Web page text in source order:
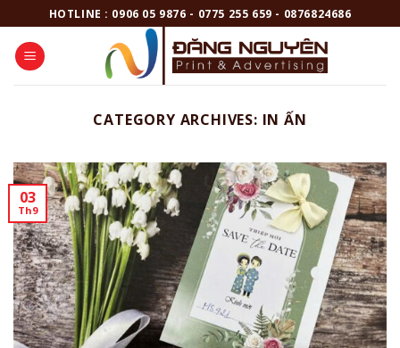
to
content
HOTLINE : 0906 05 9876 - 0775 255 659 - 0876824686
CATEGORY ARCHIVES: IN ẤN
03
Th9